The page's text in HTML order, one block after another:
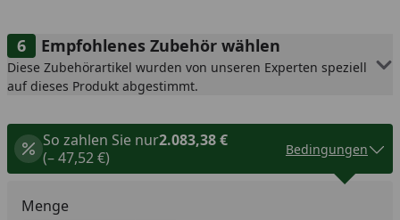
Empfohlenes Zubehör wählen
Diese Zubehörartikel wurden von unseren Experten speziell
auf dieses Produkt abgestimmt.
So zahlen Sie nur2.083,38 €
(– 47,52 €)
Bedingungen
Menge